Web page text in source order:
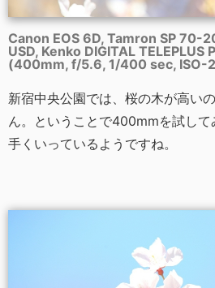
Canon EOS 6D, Tamron SP 70-
USD, Kenko DIGITAL TELEPLUS
(400mm, f/5.6, 1/400 sec, ISO-
新宿中央公園では、桜の木が高い
ん。ということで400mmを試し
手くいっているようですね。